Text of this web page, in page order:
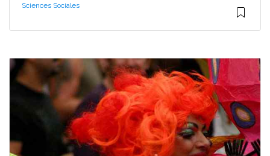
Sciences Sociales